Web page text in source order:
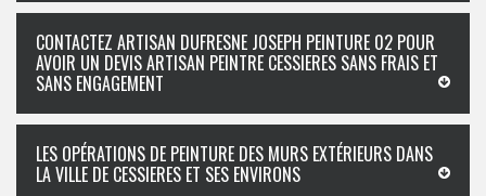
CONTACTEZ ARTISAN DUFRESNE JOSEPH PEINTURE 02 POUR
AVOIR UN DEVIS ARTISAN PEINTRE CESSIERES SANS FRAIS ET
SANS ENGAGEMENT
LES OPÉRATIONS DE PEINTURE DES MURS EXTÉRIEURS DANS
LA VILLE DE CESSIERES ET SES ENVIRONS